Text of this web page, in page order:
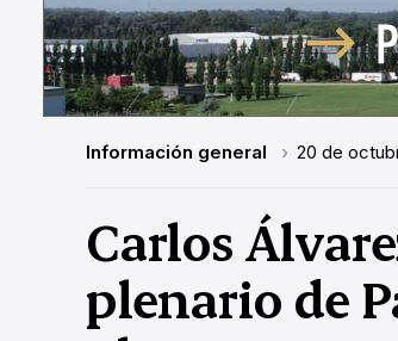
Información general 20 de
Carlos
plenario de